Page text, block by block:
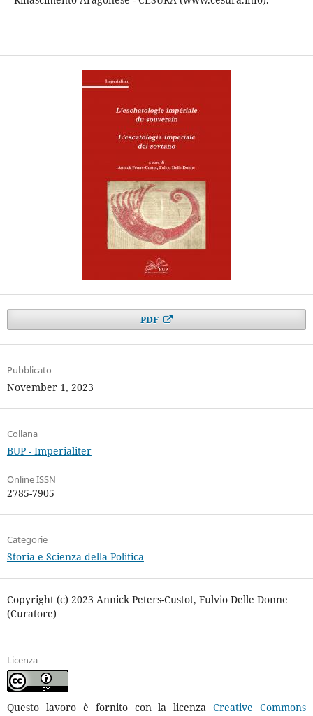
PDF
Pubblicato
November 1, 2023
Collana
BUP - Imperialiter
Online ISSN
2785-7905
Categorie
Storia e Scienza della Politica
Copyright (c) 2023 Annick Peters-Custot, Fulvio Delle Donne
(Curatore)
Licenza
Questo lavoro è fornito con la licenzaCreative Commons